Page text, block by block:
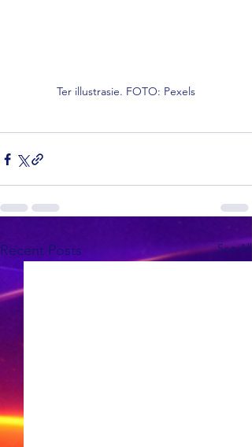
Ter illustrasie. FOTO: Pexels
Recent Posts See All